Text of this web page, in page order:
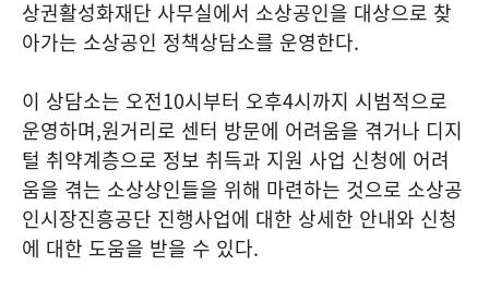
상권활성화재단 사무실에서 소상공인을 대상으로 찾
아가는 소상공인 정책상담소를 운영한다.
이 상담소는 오전10시부터 오후4시까지 시범적으로
운영하며,원거리로 센터 방문에 어려움을 겪거나 디지
털 취약계층으로 정보 취득과 지원 사업 신청에 어려
움을 겪는 소상상인들을 위해 마련하는 것으로 소상공
인시장진흥공단 진행사업에 대한 상세한 안내와 신청
에 대한 도움을 받을 수 있다.